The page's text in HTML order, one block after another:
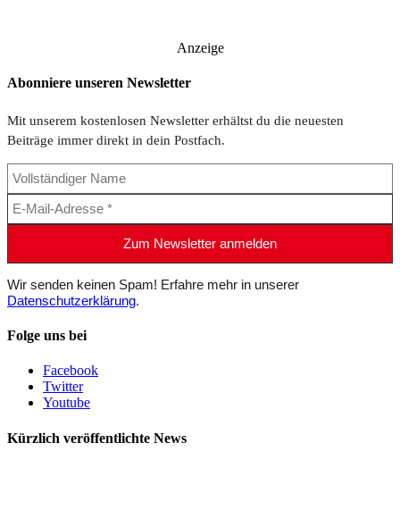
Anzeige
Abonniere unseren Newsletter
Mit unserem kostenlosen Newsletter erhältst du die neuesten
Beiträge immer direkt in dein Postfach.
Wir senden keinen Spam! Erfahre mehr in unserer
Datenschutzerklärung.
Folge uns bei
Facebook
Twitter
Youtube
Kürzlich veröffentlichte News